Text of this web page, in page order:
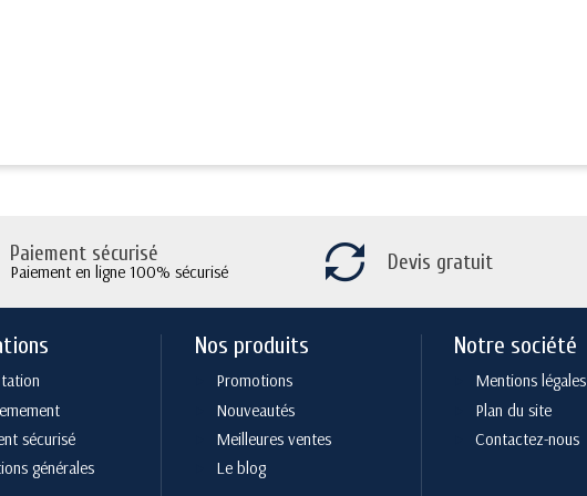
Paiement sécurisé
Paiement en ligne 100% sécurisé Devis gratuit
sécurisé
générales
Nos produits
Promotions
Nouveautés
Meilleures ventes
Le blog
Notre société
Mentions légales
Plan du site
Contactez-nous